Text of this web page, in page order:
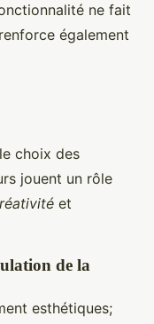
ne fait
également
choix des
jouent un rôle
et
de la
esthétiques;